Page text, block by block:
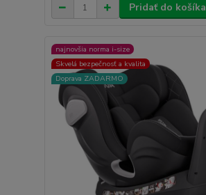
Pridať do košíka
najnovšia norma i-size
Skvelá bezpečnosť a kvalita
Doprava ZADARMO